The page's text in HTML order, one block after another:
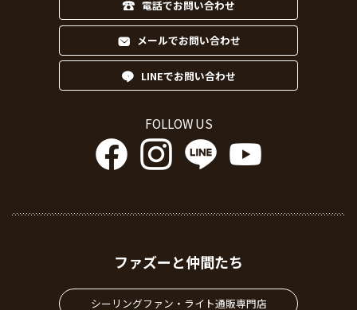
電話でお問い合わせ
メールでお問い合わせ
LINEでお問い合わせ
FOLLOW US
ファズーと仲間たち
シーリングファン・ライト通販専門店